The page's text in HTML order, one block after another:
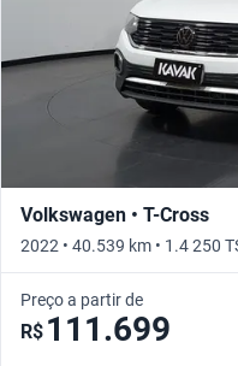
Volkswagen • T-Cross
2022 • 40.539 km • 1.4 250
Preço a partir de
R$ 111.699